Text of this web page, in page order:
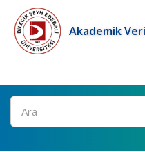
Akademik
Ara